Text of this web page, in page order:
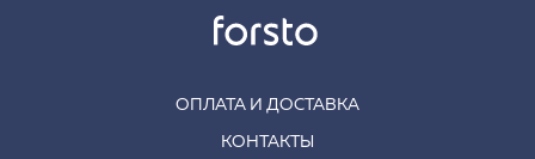
ОПЛАТА И ДОСТАВКА
КОНТАКТЫ